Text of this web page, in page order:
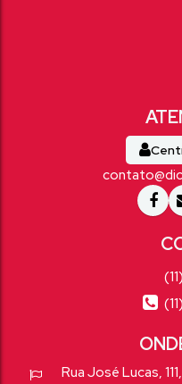
Rua José Lucas, 111,